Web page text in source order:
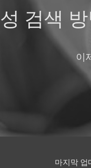
검색
이
마지막 업